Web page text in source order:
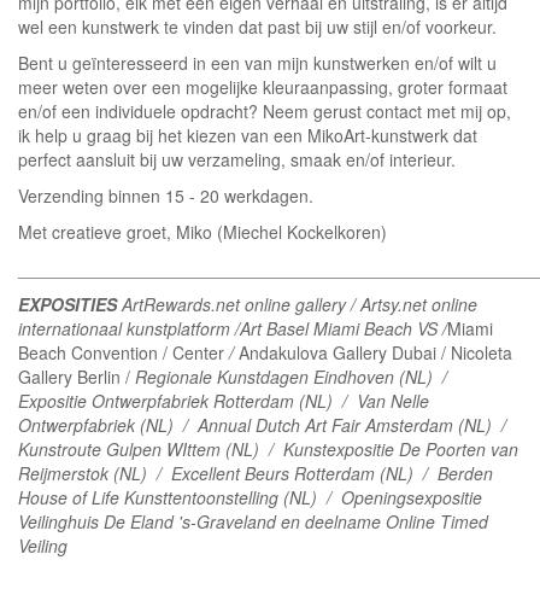
wel een kunstwerk te vinden dat past bij uw stijl en/of voorkeur.
Bent u geïnteresseerd in een van mijn kunstwerken en/of wilt u
meer weten over een mogelijke kleuraanpassing, groter formaat
en/of een individuele opdracht? Neem gerust contact met mij op,
ik help u graag bij het kiezen van een MikoArt-kunstwerk dat
perfect aansluit bij uw verzameling, smaak en/of interieur.
Verzending binnen 15 - 20 werkdagen.
Met creatieve groet, Miko (Miechel Kockelkoren)
EXPOSITIESArtRewards.net online gallery / Artsy.net online
internationaal kunstplatform /Art Basel Miami Beach VS /Miami
Beach Convention / Center/Andakulova Gallery Dubai / Nicoleta
Gallery Berlin / Regionale Kunstdagen Eindhoven (NL) /
Expositie Ontwerpfabriek Rotterdam (NL) / Van Nelle
Ontwerpfabriek (NL) / Annual Dutch Art Fair Amsterdam (NL) /
Kunstroute Gulpen WIttem (NL) / Kunstexpositie De Poorten van
Reijmerstok (NL) / Excellent Beurs Rotterdam (NL) / Berden
House of Life Kunsttentoonstelling (NL) / Openingsexpositie
Veilinghuis De Eland 's-Graveland en deelname Online Timed
Veiling